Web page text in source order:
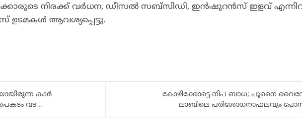
നിരക്ക് വർധന, ഡീസൽ സബ്‌സിഡി, ഇൻഷുറൻസ് ഇളവ്
ഉടമകൾ ആവശ്യപ്പെട്ടു.
കാർ
വട ..
കോഴിക്കോട്ടെ നിപ ബാധ; പൂനൈ
ലാബിലെ പരിശോധനാഫലവും